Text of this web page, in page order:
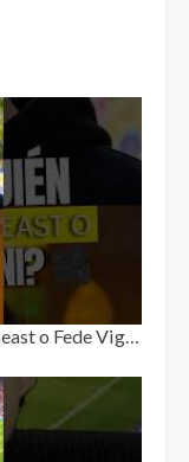
🤔 ¿Tú con quién te quedas: MrBeast o Fede Vigevani?🎥🔥
3